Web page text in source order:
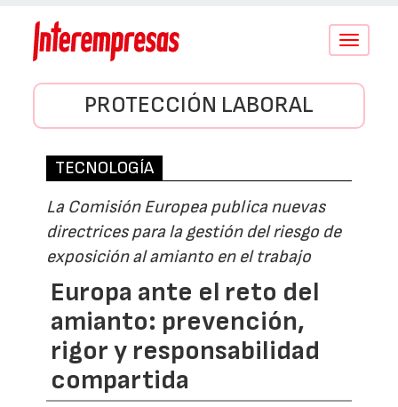
Conmutar
PROTECCIÓN LABORAL
TECNOLOGÍA
La Comisión Europea publica nuevas
directrices para la gestión del riesgo de
exposición al amianto en el trabajo
Europa ante el reto del
amianto: prevención,
rigor y responsabilidad
compartida